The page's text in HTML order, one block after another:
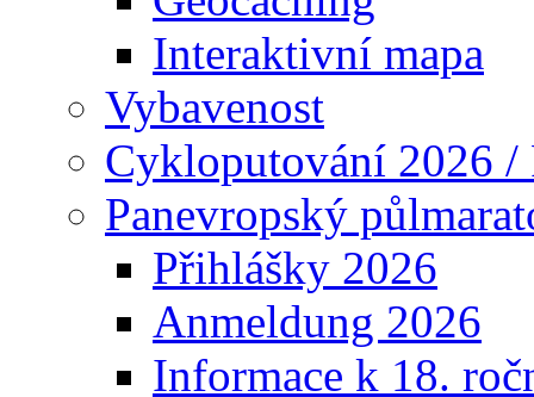
Interaktivní mapa
Vybavenost
Cykloputování 2026 /
Panevropský
Přihlášky 2026
Anmeldung 2026
Informace k 18.